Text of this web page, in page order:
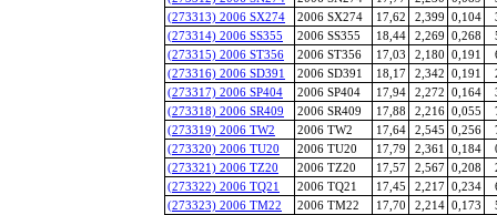
(273313) 2006 SX274
2006 SX274 17,62 2,399 0,104
(273314) 2006 SS355
2006 SS355 18,44 2,269 0,268
(273315) 2006 ST356
2006 ST356 17,03 2,180 0,191
(273316) 2006 SD391
2006 SD391 18,17 2,342 0,191
(273317) 2006 SP404
2006 SP404 17,94 2,272 0,164
(273318) 2006 SR409
2006 SR409 17,88 2,216 0,055
(273319) 2006 TW2
2006 TW2 17,64 2,545 0,256
(273320) 2006 TU20
2006 TU20 17,79 2,361 0,184
(273321) 2006 TZ20
2006 TZ20 17,57 2,567 0,208
(273322) 2006 TQ21
2006 TQ21 17,45 2,217 0,234
(273323) 2006 TM22
2006 TM22 17,70 2,214 0,173